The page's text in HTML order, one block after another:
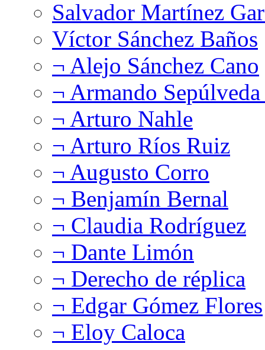
Salvador Martínez
Víctor Sánchez Baños
¬ Alejo Sánchez Cano
¬ Armando
¬ Arturo Nahle
¬ Arturo Ríos Ruiz
¬ Augusto Corro
¬ Benjamín Bernal
¬ Claudia Rodríguez
¬ Dante Limón
¬ Derecho de réplica
¬ Edgar Gómez Flores
¬ Eloy Caloca